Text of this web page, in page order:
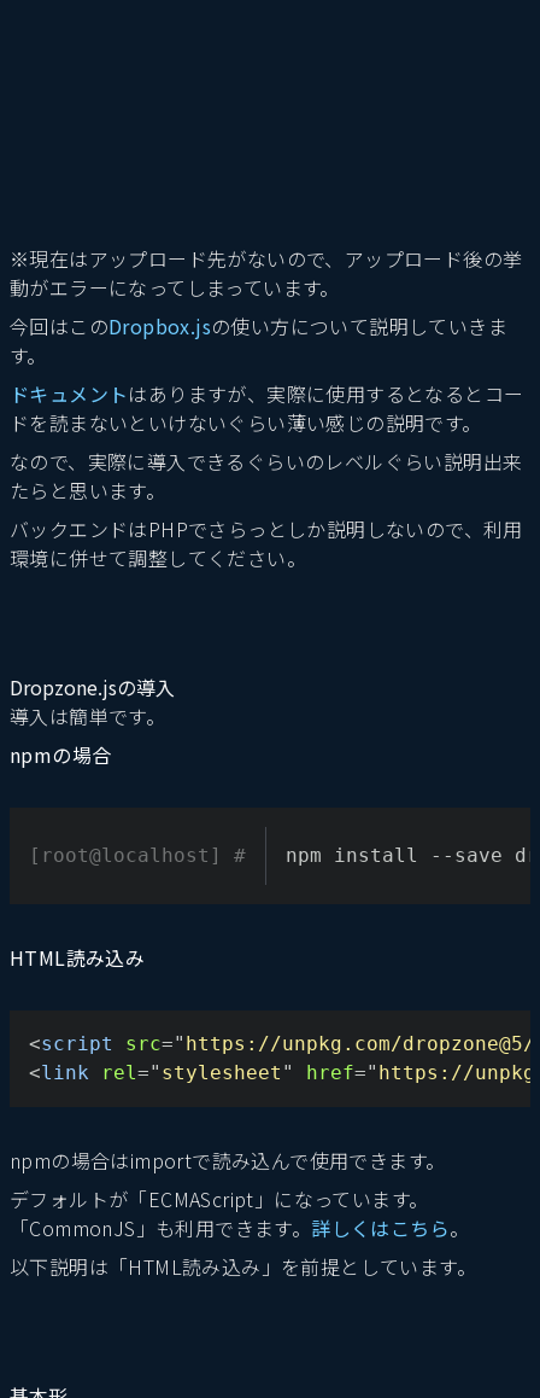
※現在はアップロード先がないので、アップロード後の挙
動がエラーになってしまっています。
今回はこのDropbox.jsの使い方について説明していきま
す。
ドキュメントはありますが、実際に使用するとなるとコー
ドを読まないといけないぐらい薄い感じの説明です。
なので、実際に導入できるぐらいのレベルぐらい説明出来
たらと思います。
バックエンドはPHPでさらっとしか説明しないので、利用
環境に併せて調整してください。
Dropzone.jsの導入
導入は簡単です。
npmの場合
[root@localhost] # npm install --save
HTML読み込み
<script src=" https://unpkg.com/
<link rel=" stylesheet " href=" https://
npmの場合はimportで読み込んで使用できます。
デフォルトが「ECMAScript」になっています。
「CommonJS」も利用できます。 詳しくはこちら。
以下説明は「HTML読み込み」を前提としています。